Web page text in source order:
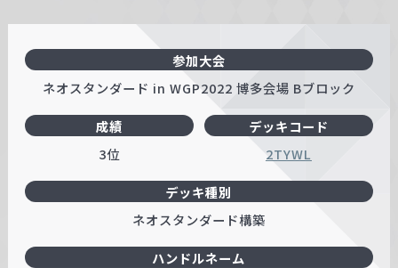
参加大会
ネオスタンダード in WGP2022 博多会場 Bブロック
成績
3位
ハンドルネーム
デッキコード
2TYWL
デッキ種別
ネオスタンダード構築